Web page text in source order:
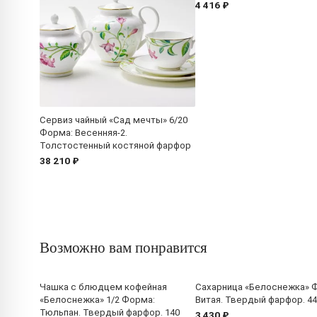
Сервиз чайный «Сад мечты» 6/20
Форма: Весенняя-2.
Толстостенный костяной фарфор
38 210 ₽
4 416 ₽
Возможно вам понравится
Чашка с блюдцем кофейная
«Белоснежка» 1/2 Форма:
Тюльпан. Твердый фарфор. 140
Сахарница «Белоснежка»
Витая. Твердый фарфор.
3 430 ₽